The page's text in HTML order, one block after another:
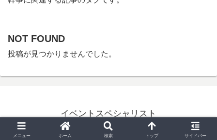
NOT FOUND
投稿が見つかりませんでした。
イベントスペシャリスト
© 2024 イベントスペシャリスト.
メニュー ホーム 検索 トップ サイドバー